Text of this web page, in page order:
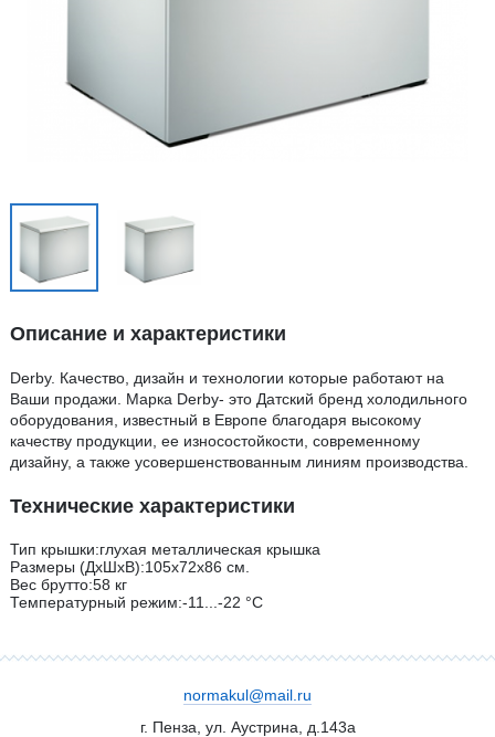
Описание и характеристики
Derby. Качество, дизайн и технологии которые работают на
Ваши продажи. Марка Derby- это Датский бренд холодильного
оборудования, известный в Европе благодаря высокому
качеству продукции, ее износостойкости, современному
дизайну, а также усовершенствованным линиям производства.
Технические характеристики
Тип крышки:глухая металлическая крышка
Размеры (ДхШхВ):105х72х86 см.
Вес брутто:58 кг
Температурный режим:-11...-22 °C
normakul@mail.ru
г. Пенза, ул. Аустрина, д.143а